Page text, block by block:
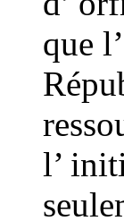
que
l’